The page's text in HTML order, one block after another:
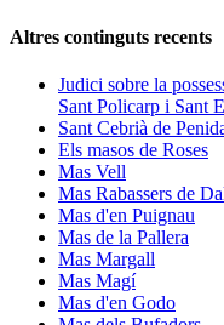
Altres continguts recents
Judici sobre la
Sant Policarp i Sant
Sant Cebrià de
Els masos de Roses
Mas Vell
Mas Rabassers de
Mas d'en Puignau
Mas de la Pallera
Mas Margall
Mas Magí
Mas d'en Godo